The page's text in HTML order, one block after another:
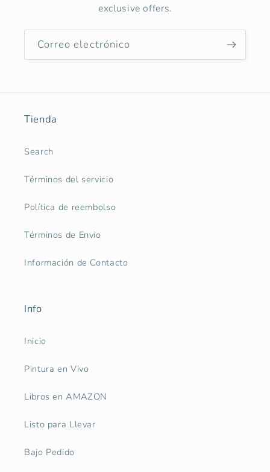
exclusive offers.
Correo electrónico
Tienda
Search
Términos del servicio
Política de reembolso
Términos de Envio
Información de Contacto
Info
Inicio
Pintura en Vivo
Libros en AMAZON
Listo para Llevar
Bajo Pedido